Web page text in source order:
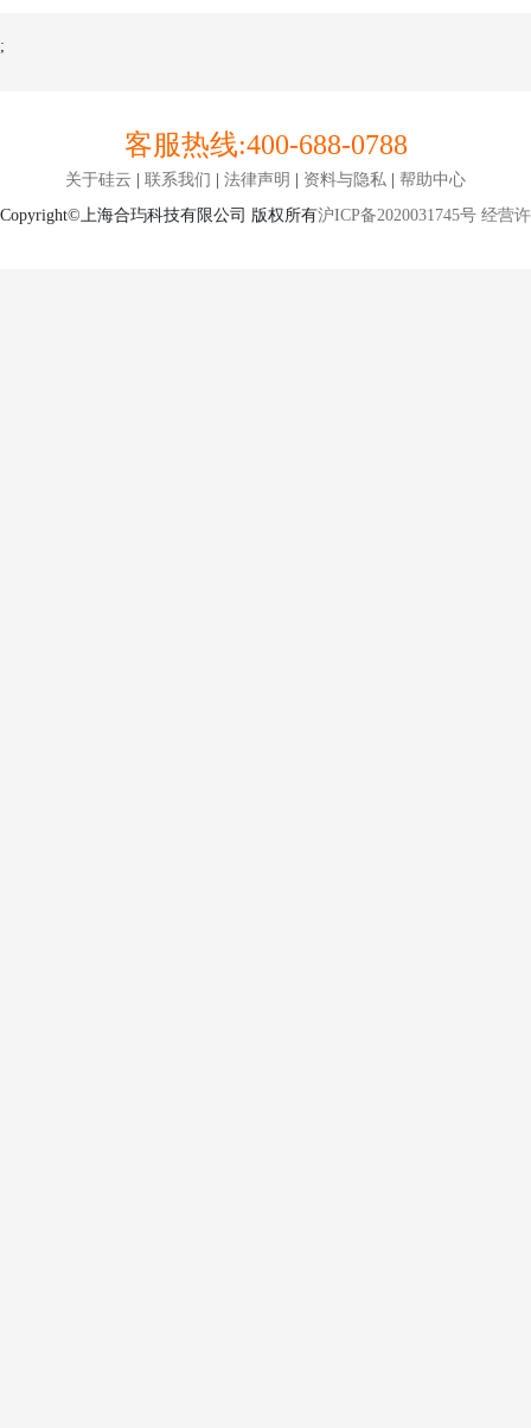
;
客服热线:400-688-0788
关于硅云 | 联系我们 | 法律声明 | 资料与隐私 | 帮助中心
Copyright©上海合玙科技有限公司 版权所有沪ICP备2020031745号 经营